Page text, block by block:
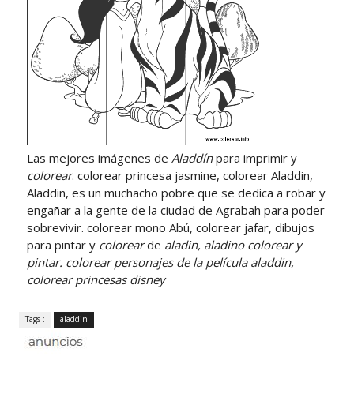
Las mejores imágenes de Aladdínpara imprimir y
colorear. colorear princesa jasmine, colorear Aladdin,
Aladdin, es un muchacho pobre que se dedica a robar y
engañar a la gente de la ciudad de Agrabah para poder
sobrevivir. colorear mono Abú, colorear jafar, dibujos
para pintar y colorearde aladin, aladino colorear y
pintar. colorearpersonajesde la película aladdin,
colorear princesas disney
Tags : aladdin